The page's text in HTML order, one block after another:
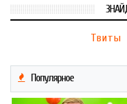
Твиты
Популярное